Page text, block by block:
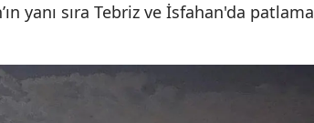
Kahramanmaraş
yanı sıra Tebriz ve İsfahan'da patlama